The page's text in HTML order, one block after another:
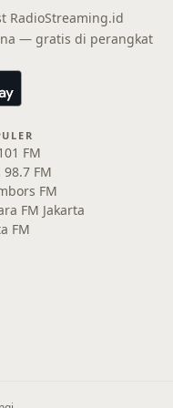
RadioStreaming.id
— gratis di perangkat
FM
98.7 FM
FM
FM Jakarta
FM